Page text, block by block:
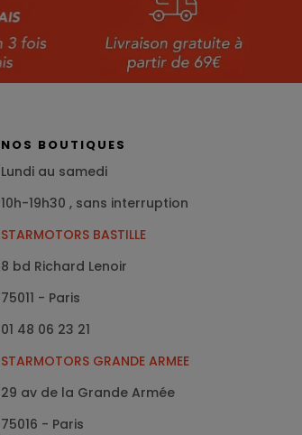
NOS BOUTIQUES
Lundi au samedi
10h-19h30 , sans interruption
STARMOTORS BASTILLE
8 bd Richard Lenoir
75011 - Paris
01 48 06 23 21
STARMOTORS GRANDE ARMEE
29 av de la Grande Armée
75016 - Paris